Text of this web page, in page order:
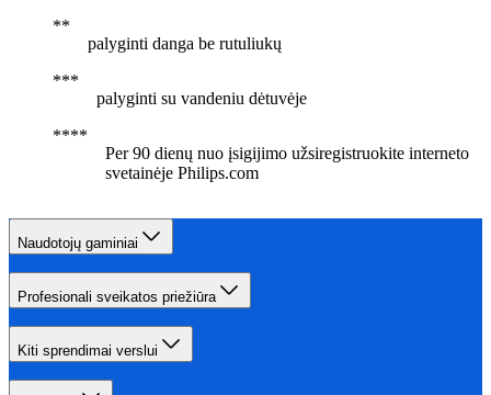
palyginti danga be rutuliukų
palyginti su vandeniu dėtuvėje
Per 90 dienų nuo įsigijimo užsiregistruokite interneto
svetainėje Philips.com
Naudotojų gaminiai
Profesionali sveikatos priežiūra
Kiti sprendimai verslui